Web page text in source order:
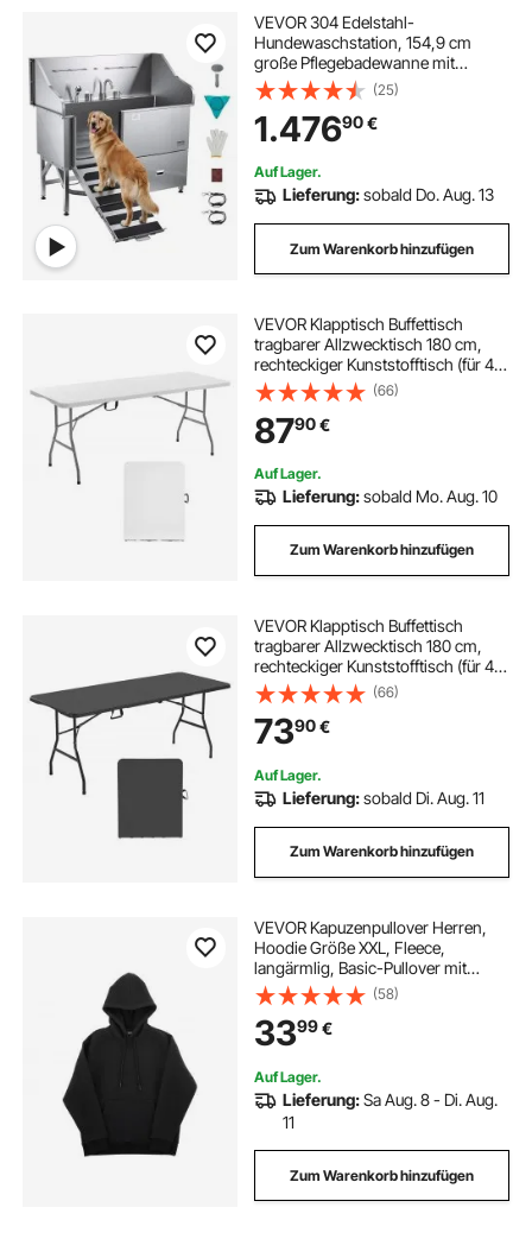
VEVOR 304 Edelstahl-
Hundewaschstation, 154,9 cm
große Pflegebadewanne mit
rutschfester, flacher Rampe,
Schublade, Warm- und
Kaltwasserhahn, All-in-One-
Badewanne für Pflegesalons, für
alle Größen geeignet (rechte Tür)
(25)
1.47690€
Auf Lager.
Lieferung:sobald Do. Aug. 13
Zum Warenkorb hinzufügen
VEVOR Klapptisch Buffettisch
tragbarer Allzwecktisch 180 cm,
rechteckiger Kunststofftisch (für 4-
6 Personen) mit integriertem Griff,
Gartentisch Campingtisch für
Partys Picknick Camping, weiß
(66)
8790€
Auf Lager.
Lieferung:sobald Mo. Aug. 10
Zum Warenkorb hinzufügen
VEVOR Klapptisch Buffettisch
tragbarer Allzwecktisch 180 cm,
rechteckiger Kunststofftisch (für 4-
6 Personen) mit integriertem Griff,
Gartentisch Campingtisch für
Partys Picknick Camping, Schwarz
(66)
7390€
Auf Lager.
Lieferung:sobald Di. Aug. 11
Zum Warenkorb hinzufügen
VEVOR Kapuzenpullover Herren,
Hoodie Größe XXL, Fleece,
langärmlig, Basic-Pullover mit
Kapuze, warm & hautfreundlich,
praktisch & trendig, Sweatshirt mit
großer Tasche für Herbst & Winter,
Schwarz
(58)
3399€
Auf Lager.
Lieferung:Sa Aug. 8 - Di. Aug.
11
Zum Warenkorb hinzufügen